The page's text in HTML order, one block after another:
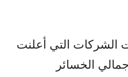
الشركات التي أعلنت
و31 أكتوبر إجمالي الخسائر